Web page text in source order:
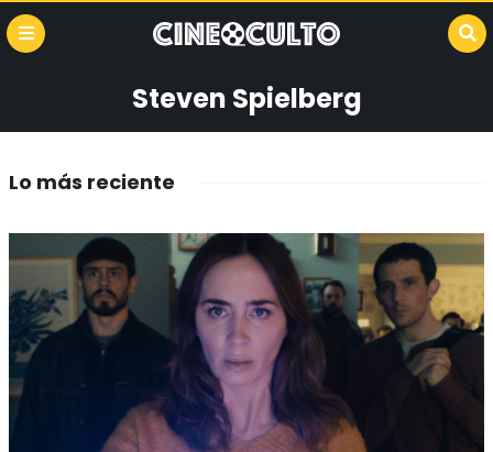
Steven Spielberg
Lo más reciente